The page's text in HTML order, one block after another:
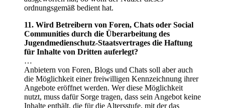
ordnungsgemäß bedient hat.
11. Wird Betreibern von Foren, Chats oder Social
Communities durch die Überarbeitung des
Jugendmedienschutz-Staatsvertrages die Haftung
für Inhalte von Dritten auferlegt?
…
Anbietern von Foren, Blogs und Chats soll aber auch
die Möglichkeit einer freiwilligen Kennzeichnung ihrer
Angebote eröffnet werden. Wer diese Möglichkeit
nutzt, muss dafür Sorge tragen, dass sein Angebot keine
Inhalte enthält, die für die Altersstufe, mit der das